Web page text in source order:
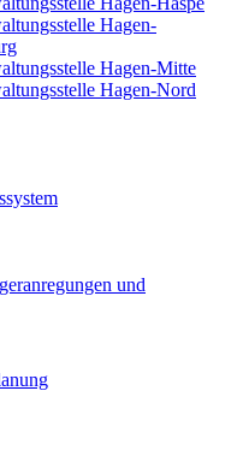
Hagen-
Hagen-Mitte
Hagen-Nord
und